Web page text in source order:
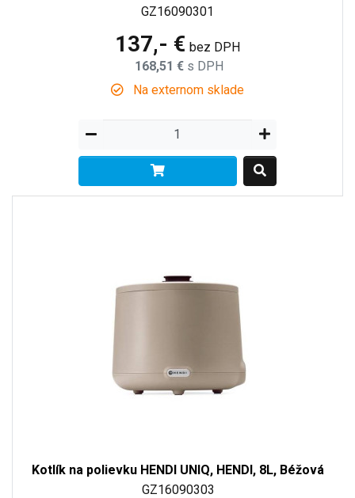
GZ16090301
137,- € bez DPH
168,51 € s DPH
Na externom sklade
Kotlík na polievku HENDI UNIQ, HENDI, 8L, Béžová
GZ16090303